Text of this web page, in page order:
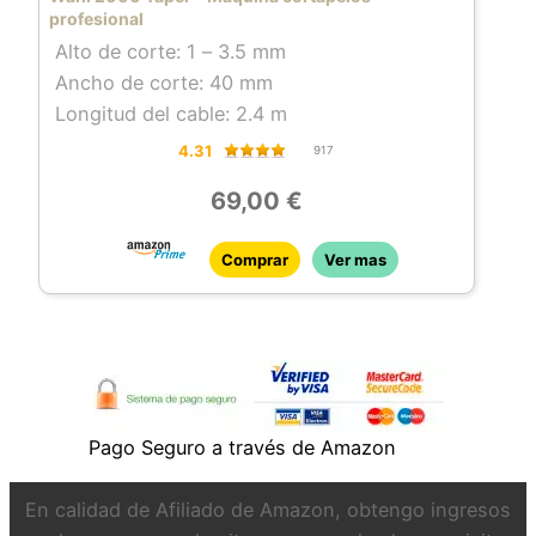
profesional
Alto de corte: 1 – 3.5 mm
Ancho de corte: 40 mm
Longitud del cable: 2.4 m
4.31 917
69,00 €
Comprar Ver mas
Pago Seguro a través de Amazon
En calidad de Afiliado de Amazon, obtengo ingresos